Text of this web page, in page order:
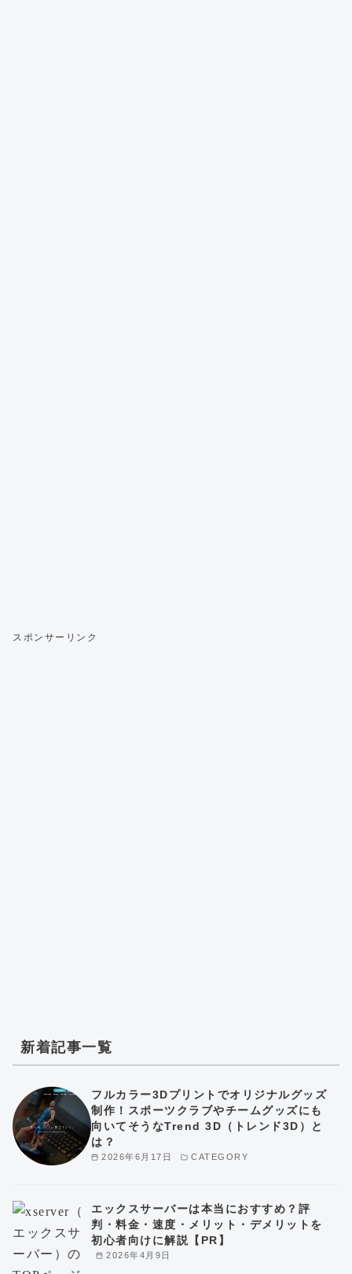
スポンサーリンク
新着記事一覧
2026年6月17日 CATEGORY
フルカラー3Dプリントでオリジナルグッズ
制作！スポーツクラブやチームグッズにも
向いてそうなTrend 3D（トレンド3D）と
は？
2026年4月9日
エックスサーバーは本当におすすめ？評
判・料金・速度・メリット・デメリットを
初心者向けに解説【PR】